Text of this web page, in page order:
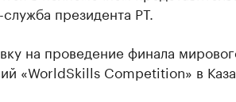
президента РТ.
на проведение финала
«WorldSkills Competition» в